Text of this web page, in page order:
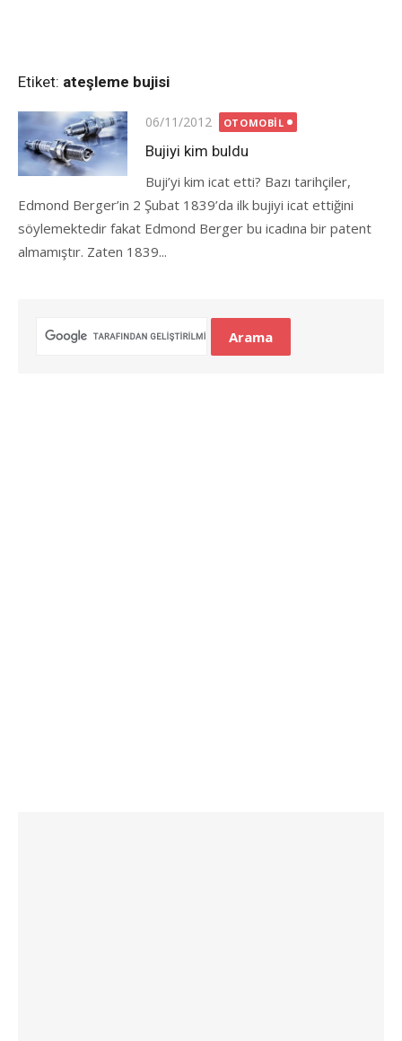
Etiket: ateşleme bujisi
Posted
on
06/11/2012 OTOMOBIL
Bujiyi kim buldu
Buji’yi kim icat etti? Bazı tarihçiler,
Edmond Berger’in 2 Şubat 1839’da ilk bujiyi icat ettiğini
söylemektedir fakat Edmond Berger bu icadına bir patent
almamıştır. Zaten 1839...